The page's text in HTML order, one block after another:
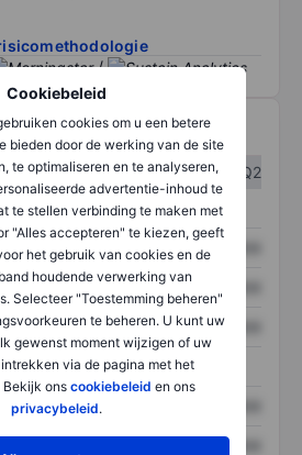
Cookiebeleid
cookies om u een betere
bieden door de werking van de site
te optimaliseren en te analyseren,
advertentie-inhoud te
te stellen verbinding te maken met
"Alles accepteren" te kiezen, geeft
het gebruik van cookies en de
houdende verwerking van
Selecteer "Toestemming beheren"
te beheren. U kunt uw
gewenst moment wijzigen of uw
via de pagina met het
ons cookiebeleid en ons
privacybeleid.
/
Q1
Q2
XXXXXXX XXXXXXX
XXXXXXX
XXXXXXX XXXXXXX
XXXXXXX
XXXXXXX